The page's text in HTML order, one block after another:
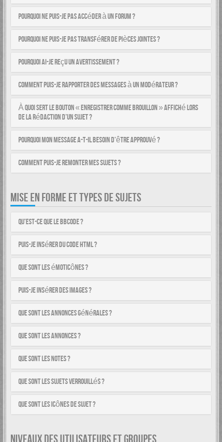
Pourquoi ne puis-je pas accéder à un forum ?
Pourquoi ne puis-je pas transférer de pièces jointes ?
Pourquoi ai-je reçu un avertissement ?
Comment puis-je rapporter des messages à un modérateur ?
À quoi sert le bouton « Enregistrer comme brouillon » affiché lors
de la rédaction d’un sujet ?
Pourquoi mon message a-t-il besoin d’être approuvé ?
Comment puis-je remonter mes sujets ?
MISE EN FORME ET TYPES DE SUJETS
Qu’est-ce que le BBCode ?
Puis-je insérer du code HTML ?
Que sont les émoticônes ?
Puis-je insérer des images ?
Que sont les annonces générales ?
Que sont les annonces ?
Que sont les notes ?
Que sont les sujets verrouillés ?
Que sont les icônes de sujet ?